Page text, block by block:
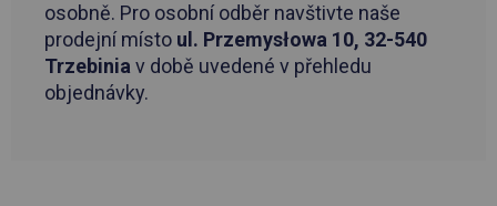
osobně. Pro osobní odběr navštivte naše
prodejní místo ul. Przemysłowa 10, 32-540
Trzebiniav době uvedené v přehledu
objednávky.